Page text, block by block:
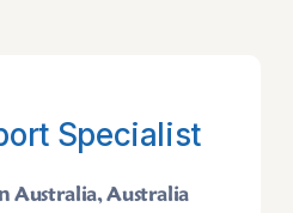
Specialist
Australia, Australia